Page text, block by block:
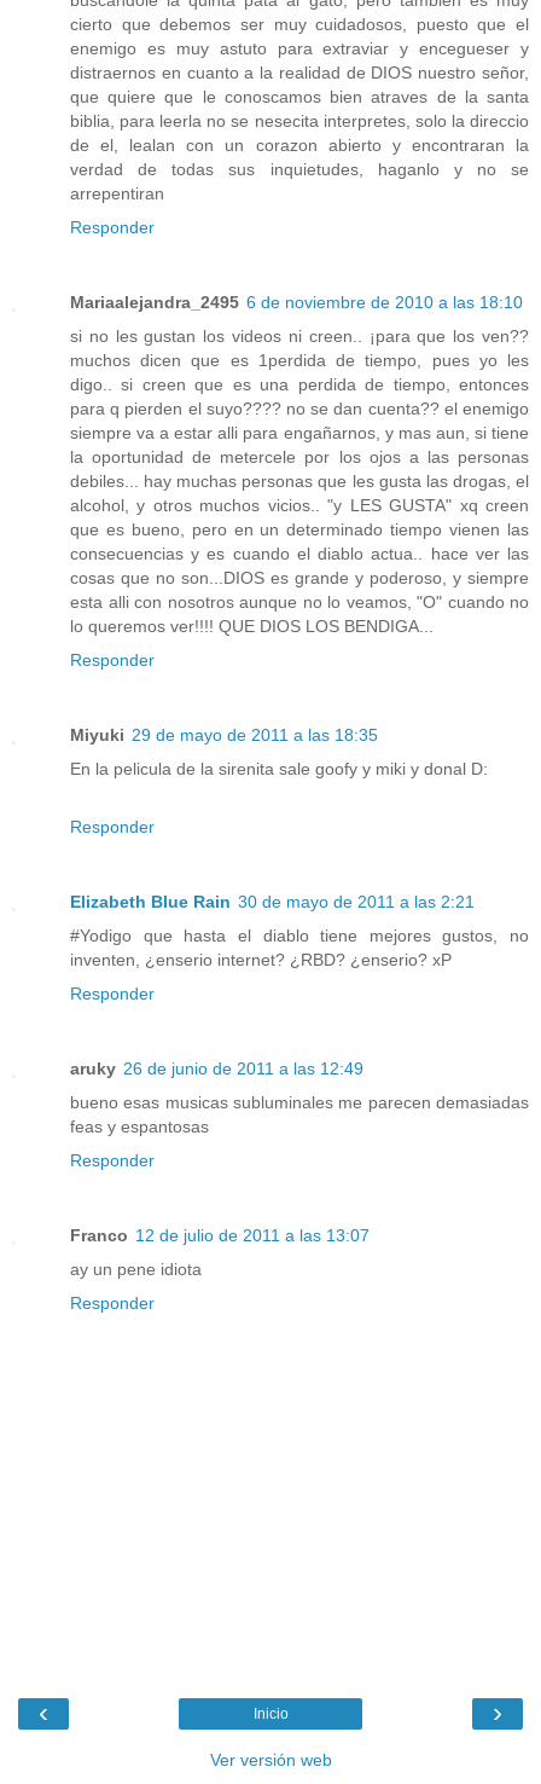
cierto que debemos ser muy cuidadosos, puesto que el
enemigo es muy astuto para extraviar y encegueser y
distraernos en cuanto a la realidad de DIOS nuestro señor,
que quiere que le conoscamos bien atraves de la santa
biblia, para leerla no se nesecita interpretes, solo la direccio
de el, lealan con un corazon abierto y encontraran la
verdad de todas sus inquietudes, haganlo y no se
arrepentiran
Responder
Mariaalejandra_2495 6 de noviembre de 2010 a las 18:10
si no les gustan los videos ni creen.. ¡para que los ven??
muchos dicen que es 1perdida de tiempo, pues yo les
digo.. si creen que es una perdida de tiempo, entonces
para q pierden el suyo???? no se dan cuenta?? el enemigo
siempre va a estar alli para engañarnos, y mas aun, si tiene
la oportunidad de metercele por los ojos a las personas
debiles... hay muchas personas que les gusta las drogas, el
alcohol, y otros muchos vicios.. "y LES GUSTA" xq creen
que es bueno, pero en un determinado tiempo vienen las
consecuencias y es cuando el diablo actua.. hace ver las
cosas que no son...DIOS es grande y poderoso, y siempre
esta alli con nosotros aunque no lo veamos, "O" cuando no
lo queremos ver!!!! QUE DIOS LOS BENDIGA...
Responder
Miyuki 29 de mayo de 2011 a las 18:35
En la pelicula de la sirenita sale goofy y miki y donal D:
Responder
Elizabeth Blue Rain 30 de mayo de 2011 a las 2:21
#Yodigo que hasta el diablo tiene mejores gustos, no
inventen, ¿enserio internet? ¿RBD? ¿enserio? xP
Responder
aruky 26 de junio de 2011 a las 12:49
bueno esas musicas subluminales me parecen demasiadas
feas y espantosas
Responder
Franco 12 de julio de 2011 a las 13:07
ay un pene idiota
Responder
‹ ›
Inicio
Ver versión web